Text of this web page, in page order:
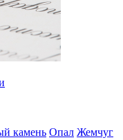
камень Опал Жемчуг